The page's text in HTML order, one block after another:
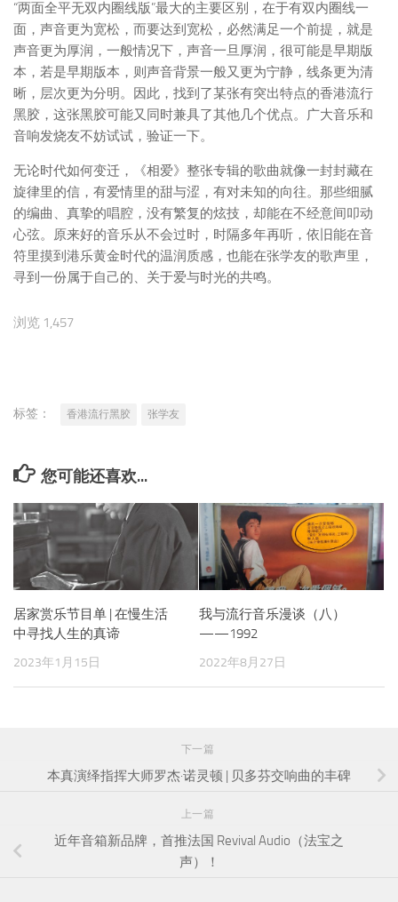
“两面全平无双内圈线版”最大的主要区别，在于有双内圈线一
面，声音更为宽松，而要达到宽松，必然满足一个前提，就是
声音更为厚润，一般情况下，声音一旦厚润，很可能是早期版
本，若是早期版本，则声音背景一般又更为宁静，线条更为清
晰，层次更为分明。因此，找到了某张有突出特点的香港流行
黑胶，这张黑胶可能又同时兼具了其他几个优点。广大音乐和
音响发烧友不妨试试，验证一下。
无论时代如何变迁，《相爱》整张专辑的歌曲就像一封封藏在
旋律里的信，有爱情里的甜与涩，有对未知的向往。那些细腻
的编曲、真挚的唱腔，没有繁复的炫技，却能在不经意间叩动
心弦。原来好的音乐从不会过时，时隔多年再听，依旧能在音
符里摸到港乐黄金时代的温润质感，也能在张学友的歌声里，
寻到一份属于自己的、关于爱与时光的共鸣。
浏览 1,457
标签： 香港流行黑胶 张学友
您可能还喜欢...
居家赏乐节目单 | 在慢生活
中寻找人生的真谛
2023年1月15日
我与流行音乐漫谈（八）
——1992
2022年8月27日
下一篇
本真演绎指挥大师罗杰·诺灵顿 | 贝多芬交响曲的丰碑
上一篇
近年音箱新品牌，首推法国 Revival Audio（法宝之
声）！